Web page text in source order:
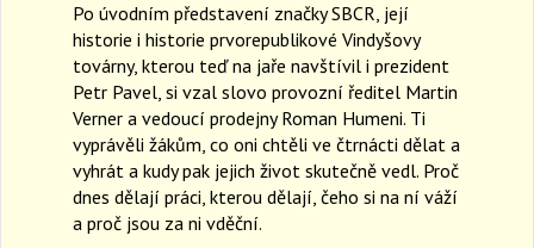
Po úvodním představení značky SBCR, její
historie i historie prvorepublikové Vindyšovy
továrny, kterou teď na jaře navštívil i prezident
Petr Pavel, si vzal slovo provozní ředitel Martin
Verner a vedoucí prodejny Roman Humeni. Ti
vyprávěli žákům, co oni chtěli ve čtrnácti dělat a
vyhrát a kudy pak jejich život skutečně vedl. Proč
dnes dělají práci, kterou dělají, čeho si na ní váží
a proč jsou za ni vděční.